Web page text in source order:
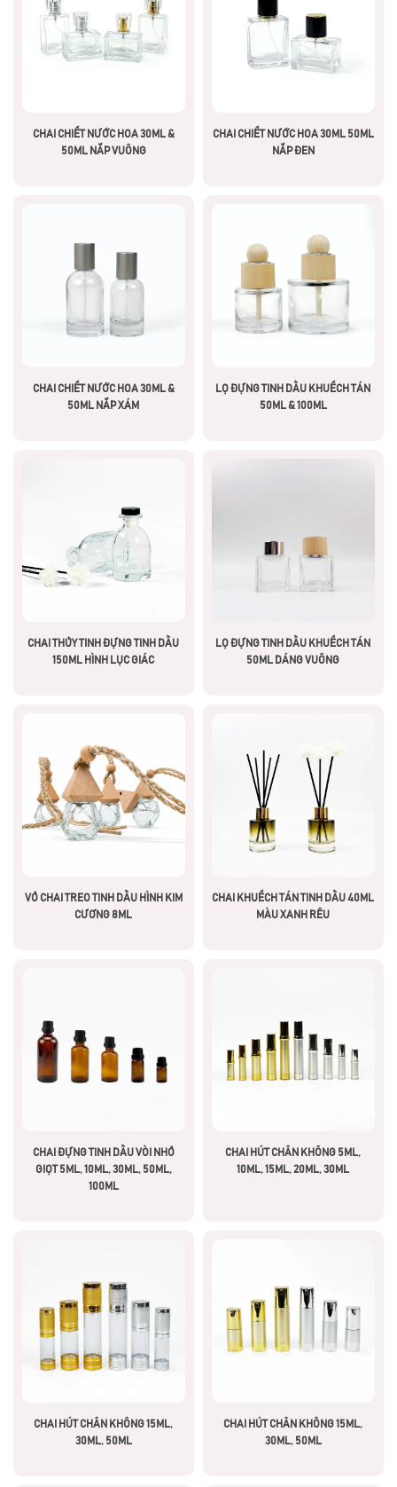
CHAI CHIẾT NƯỚC HOA 30ML &
50ML NẮP VUÔNG
CHAI CHIẾT NƯỚC HOA 30ML 50ML
NẮP ĐEN
CHAI CHIẾT NƯỚC HOA 30ML &
50ML NẮP XÁM
LỌ ĐỰNG TINH DẦU KHUẾCH TÁN
50ML & 100ML
CHAI THỦY TINH ĐỰNG TINH DẦU
150ML HÌNH LỤC GIÁC
LỌ ĐỰNG TINH DẦU KHUẾCH TÁN
50ML DÁNG VUÔNG
VỎ CHAI TREO TINH DẦU HÌNH KIM
CƯƠNG 8ML
CHAI KHUẾCH TÁN TINH DẦU 40ML
MÀU XANH RÊU
CHAI ĐỰNG TINH DẦU VÒI NHỎ
GIỌT 5ML, 10ML, 30ML, 50ML,
100ML
CHAI HÚT CHÂN KHÔNG 5ML,
10ML, 15ML, 20ML, 30ML
CHAI HÚT CHÂN KHÔNG 15ML,
30ML, 50ML
CHAI HÚT CHÂN KHÔNG 15ML,
30ML, 50ML